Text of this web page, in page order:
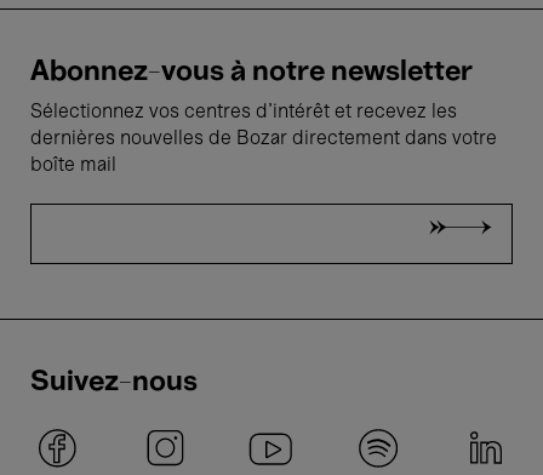
Abonnez-vous à notre newsletter
Sélectionnez vos centres d'intérêt et recevez les
dernières nouvelles de Bozar directement dans votre
boîte mail
Suivez-nous